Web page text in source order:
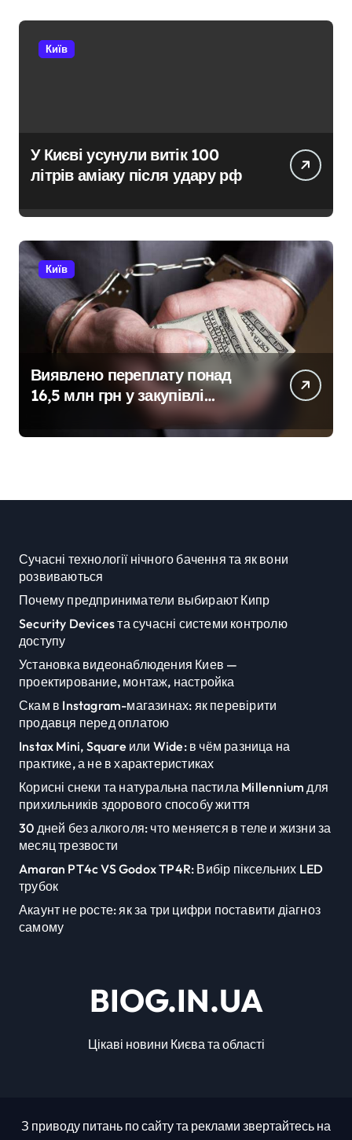
Київ
У Києві усунули витік 100
літрів аміаку після удару рф
Київ
Виявлено переплату понад
16,5 млн грн у закупівлі
серверів: поліція Києва
висунула підозру посадовцю
Сучасні технології нічного бачення та як вони
розвиваються
Почему предприниматели выбирают Кипр
Security Devices та сучасні системи контролю
доступу
Установка видеонаблюдения Киев —
проектирование, монтаж, настройка
Скам в Instagram-магазинах: як перевірити
продавця перед оплатою
Instax Mini, Square или Wide: в чём разница на
практике, а не в характеристиках
Корисні снеки та натуральна пастила Millennium для
прихильників здорового способу життя
30 дней без алкоголя: что меняется в теле и жизни за
месяц трезвости
Amaran PT4c VS Godox TP4R: Вибір піксельних LED
трубок
Акаунт не росте: як за три цифри поставити діагноз
самому
BIOG.IN.UA
Цікаві новини Києва та області
З приводу питань по сайту та реклами звертайтесь на